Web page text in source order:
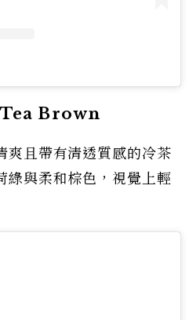
Tea Brown
爽且帶有清透質感的冷茶
綠與柔和棕色，視覺上輕